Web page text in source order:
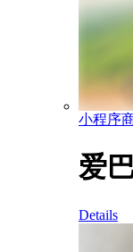
小程序
爱
Details